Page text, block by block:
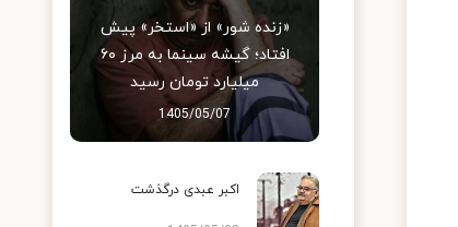
«زنده شور» از «استخر» پیش
افتاد؛ گیشه سینما به مرز ۶۰
میلیارد تومان رسید
1405/05/07
اکبر عبدی درگذشت